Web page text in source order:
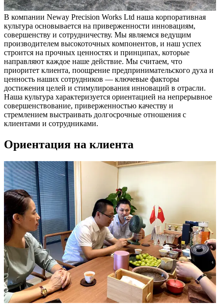
В компании Neway Precision Works Ltd наша корпоративная
культура основывается на приверженности инновациям,
совершенству и сотрудничеству. Мы являемся ведущим
производителем высокоточных компонентов, и наш успех
строится на прочных ценностях и принципах, которые
направляют каждое наше действие. Мы считаем, что
приоритет клиента, поощрение предпринимательского духа и
ценность наших сотрудников — ключевые факторы
достижения целей и стимулирования инноваций в отрасли.
Наша культура характеризуется ориентацией на непрерывное
совершенствование, приверженностью качеству и
стремлением выстраивать долгосрочные отношения с
клиентами и сотрудниками.
Ориентация на клиента